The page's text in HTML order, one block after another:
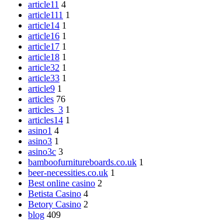
article11 4
article111 1
article14 1
article16 1
article17 1
article18 1
article32 1
article33 1
article9 1
articles 76
articles_3 1
articles14 1
asino1 4
asino3 1
asino3c 3
bamboofurnitureboards.co.uk 1
beer-necessities.co.uk 1
Best online casino 2
Betista Casino 4
Betory Casino 2
blog 409